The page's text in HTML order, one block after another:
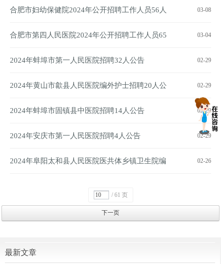
统计员1人公告
合肥市妇幼保健院2024年公开招聘工作人员56人
公告
03-08
合肥市第四人民医院2024年公开招聘工作人员65
人公告
03-04
2024年蚌埠市第一人民医院招聘32人公告 02-29
2024年黄山市歙县人民医院编外护士招聘20人公
告
02-29
2024年蚌埠市固镇县中医院招聘14人公告 02-29
2024年安庆市第一人民医院招聘4人公告 02-29
2024年阜阳太和县人民医院医共体乡镇卫生院编 02-26
/ 61 页
下一页
最新文章